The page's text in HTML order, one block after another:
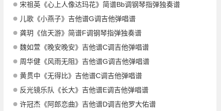
宋祖英《心上人像达玛花》简谱Bb调钢琴指弹独奏谱
儿歌《小燕子》吉他谱G调吉他弹唱谱
龚玥《信天游》简谱F调钢琴指弹独奏谱
魏如萱《晚安晚安》吉他谱C调吉他弹唱谱
周华健《风雨无阻》吉他谱G调吉他弹唱谱
黄贯中《无得比》吉他谱C调吉他弹唱谱
反光镜乐队《长大》吉他谱E调吉他弹唱谱
许冠杰《阿郎恋曲》吉他谱D调吉他罗大佑谱